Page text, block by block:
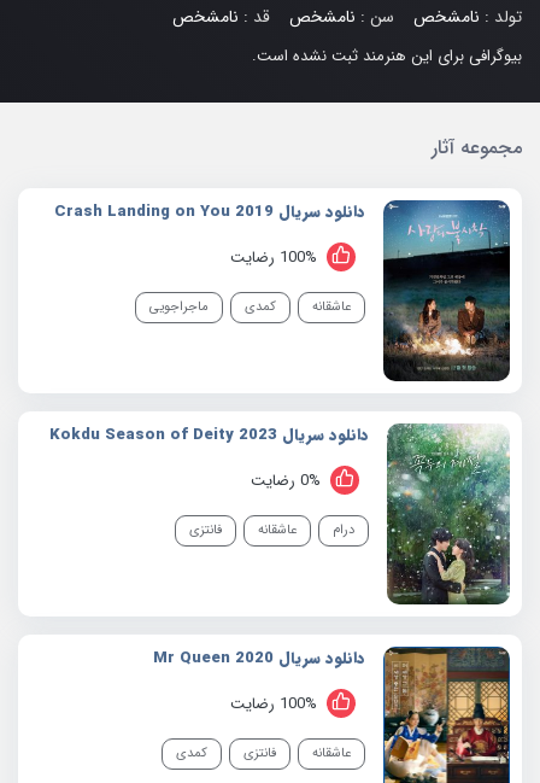
تولد : نامشخص سن : نامشخص قد : نامشخص
بیوگرافی برای این هنرمند ثبت نشده است.
مجموعه آثار
دانلود سریال 2019 Crash Landing on You
100% رضایت
عاشقانه کمدی ماجراجویی
دانلود سریال 2023 Kokdu Season of Deity
0% رضایت
درام عاشقانه فانتزی
دانلود سریال 2020 Mr Queen
100% رضایت
عاشقانه فانتزی کمدی